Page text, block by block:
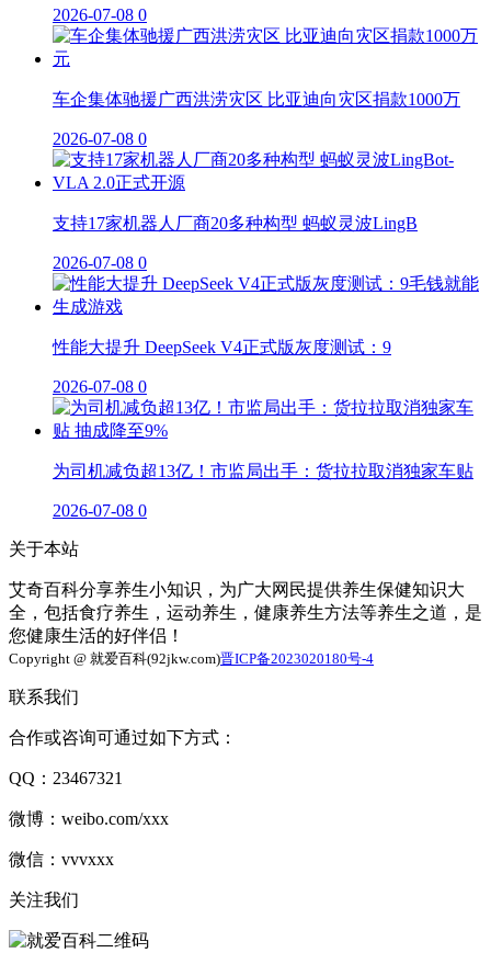
2026-07-08 0
车企集体驰援广西洪涝灾区 比亚迪向灾区捐款1000万
2026-07-08 0
支持17家机器人厂商20多种构型 蚂蚁灵波LingB
2026-07-08 0
性能大提升 DeepSeek V4正式版灰度测试：9
2026-07-08 0
为司机减负超13亿！市监局出手：货拉拉取消独家车贴
2026-07-08 0
关于本站
艾奇百科分享养生小知识，为广大网民提供养生保健知识大
全，包括食疗养生，运动养生，健康养生方法等养生之道，是
您健康生活的好伴侣！
Copyright @ 就爱百科(92jkw.com)晋ICP备2023020180号-4
联系我们
合作或咨询可通过如下方式：
QQ：23467321
微博：weibo.com/xxx
微信：vvvxxx
关注我们